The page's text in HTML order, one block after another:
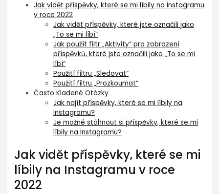
Jak vidět příspěvky, které se mi líbily na Instagramu
v roce 2022
Jak vidět příspěvky, které jste označili jako
„To se mi líbí“
Jak použít filtr „Aktivity“ pro zobrazení
příspěvků, které jste označili jako „To se mi
líbí“
Použití filtru „Sledovat“
Použití filtru „Prozkoumat“
Často Kladené Otázky
Jak najít příspěvky, které se mi líbily na
Instagramu?
Je možné stáhnout si příspěvky, které se mi
líbily na Instagramu?
Jak vidět příspěvky, které se mi
líbily na Instagramu v roce
2022